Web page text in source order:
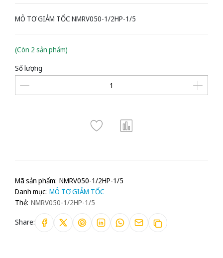
MÔ TƠ GIẢM TỐC NMRV050-1/2HP-1/5
(Còn 2 sản phẩm)
Số lượng
Mã sản phẩm: NMRV050-1/2HP-1/5
Danh mục: MÔ TƠ GIẢM TỐC
Thẻ: NMRV050-1/2HP-1/5
Share: